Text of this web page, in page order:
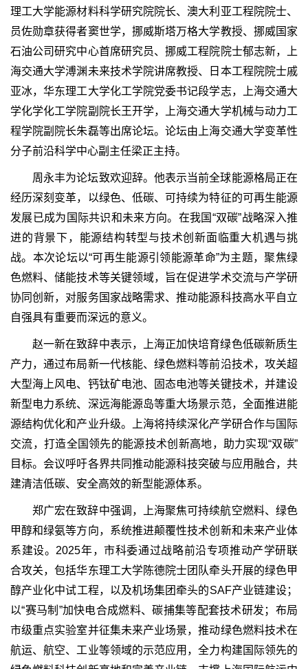
理工大学能源材料科学研究院院长、澳大利亚工程院院士、
员佐勋章获得者窦世学，挪威斯塔万格大学教授、挪威国家
石油公司研究中心首席研究员、挪威工程院院士郁志新，上
海交通大学溥渊未来技术学院讲席教授、日本工程院院士戚
亚冰，华东理工大学化工学院党委书记段学志，上海交通大
学化学化工学院副院长王开学，上海交通大学机械与动力工
程学院副院长朱磊等出席论坛。论坛由上海交通大学变革性
分子前沿科学中心副主任梁正主持。
周永丰为论坛致欢迎辞。他表示当前全球能源格局正在
经历深刻变革，以绿色、低碳、可持续为特征的可再生能源
发展已成为国际共识和未来方向。在我国“双碳”战略深入推
进的背景下，能源结构转型与技术创新面临重大机遇与挑
战。本次论坛以“可再生能源引领能源革命”为主题，聚焦绿
色燃料、储能技术等关键领域，旨在促进学术交流与产学研
协同创新，对服务国家战略需求、推动能源科技高水平自立
自强具有重要而深远的意义。
赵一新在致辞中表示，上海正加快培育绿色低碳新质生
产力，通过布局新一代核能、绿色燃料等前沿技术，攻关超
大型海上风电、钙钛矿电池、固态电池等关键技术，并建设
新型电力系统、深远海能源岛等重大场景示范，全面推进能
源结构优化和产业升级。上海将持续深化产学研合作与国际
交流，打造全国领先的能源技术创新高地，助力实现“双碳”
目标。会议呼吁各界共同推动能源科技突破与应用融合，共
建清洁低碳、安全高效的新型能源体系。
郑广宏在致辞中强调，上海聚焦可持续航空燃料、绿色
甲醇和绿氨等方向，系统推进颠覆性技术创新和未来产业体
系建设。2025年，市科委通过战略前沿专项推动产学研联
合攻关，包括华东理工大学陈德院士团队牵头开展的绿色甲
醇产业化中试工程，以及机场集团牵头的SAF产业链建设；
以“赛马制”加快电合成燃料、碳捕集等配套技术研发；布局
市级重点实验室并征集未来产业场景，推动绿色燃料技术在
航运、航空、工业等领域的示范应用，全力构建国际领先的